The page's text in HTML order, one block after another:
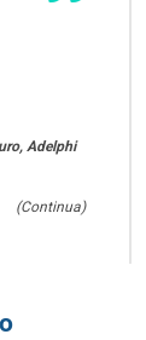
Adelphi
(Continua)